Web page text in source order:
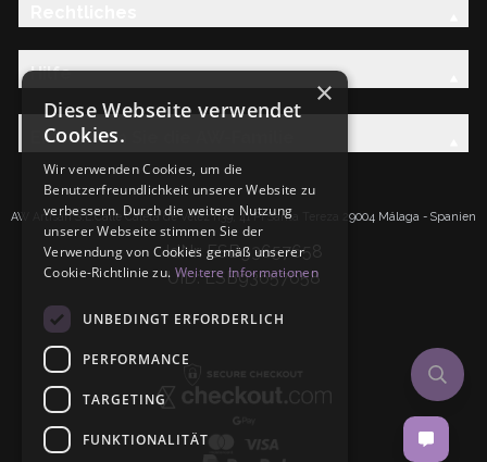
Hilfe
Entdecken Sie die AW-Familie
AW Artisan S.L.Calle Caleta de Velez n39, 41 PI Santa Tereza 29004 Málaga - Spanien
IdNr: ESB93657658
UID: ESB93657658
×
Diese Webseite verwendet
Cookies.
Wir verwenden Cookies, um die
Benutzerfreundlichkeit unserer Website zu
verbessern. Durch die weitere Nutzung
unserer Webseite stimmen Sie der
Verwendung von Cookies gemäß unserer
Cookie-Richtlinie zu. Weitere Informationen
UNBEDINGT ERFORDERLICH
PERFORMANCE
TARGETING
FUNKTIONALITÄT